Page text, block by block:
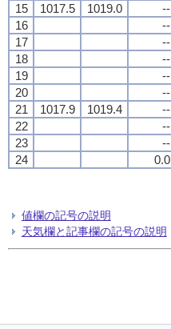
15
1017.5 1019.0 --
16
--
17
--
18
--
19
--
20
--
21
1017.9 1019.4 --
22
--
23
--
24
0.0
値欄の記号の説明
天気欄と記事欄の記号の説明